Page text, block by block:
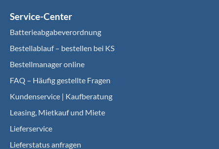
Service-Center
Batterieabgabeverordnung
Bestellablauf – bestellen bei KS
Bestellmanager online
FAQ – Häufig gestellte Fragen
Kundenservice | Kaufberatung
Leasing, Mietkauf und Miete
Lieferservice
Lieferstatus anfragen